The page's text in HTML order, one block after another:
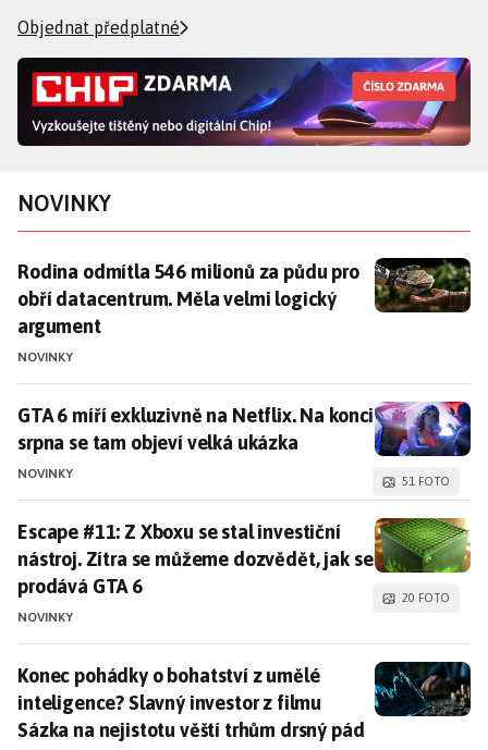
Objednat předplatné
NOVINKY
Rodina odmítla 546 milionů za půdu pro obří
Rodina odmítla 546 milionů za půdu pro
obří datacentrum. Měla velmi logický
argument
NOVINKY
GTA 6 míří exkluzivně na Netflix. Na konci srpna se
GTA 6 míří exkluzivně na Netflix. Na konci
srpna se tam objeví velká ukázka
NOVINKY 51 FOTO
Escape #11: Z Xboxu se stal investiční nástroj. Zítra
Escape #11: Z Xboxu se stal investiční
nástroj. Zítra se můžeme dozvědět, jak se
prodává GTA 6
NOVINKY
20 FOTO
Konec pohádky o bohatství z umělé inteligence?
Konec pohádky o bohatství z umělé
inteligence? Slavný investor z filmu
Sázka na nejistotu věští trhům drsný pád